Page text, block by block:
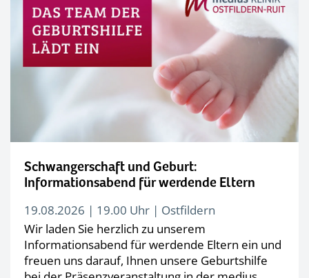
Schwangerschaft und Geburt:
Informationsabend für werdende Eltern
19.08.2026 | 19.00 Uhr | Ostfildern
Wir laden Sie herzlich zu unserem
Informationsabend für werdende Eltern ein und
freuen uns darauf, Ihnen unsere Geburtshilfe